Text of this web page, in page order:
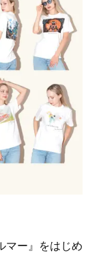
マー』をはじめ